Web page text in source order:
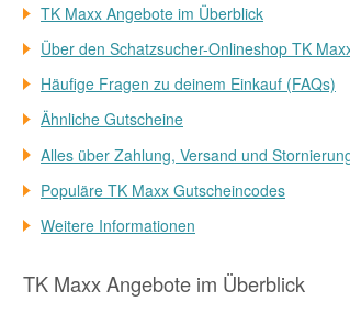
TK Maxx Angebote im Überblick
Über den Schatzsucher-Onlineshop TK
Häufige Fragen zu deinem Einkauf (FAQs)
Ähnliche Gutscheine
Alles über Zahlung, Versand und
Populäre TK Maxx Gutscheincodes
Weitere Informationen
TK Maxx Angebote im Überblick